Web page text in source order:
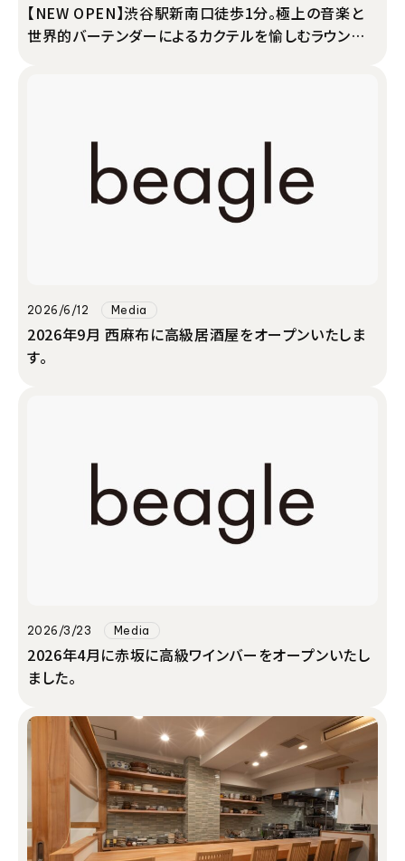
【NEW OPEN】渋谷駅新南口徒歩1分。極上の音楽と
世界的バーテンダーによるカクテルを愉しむラウンジ
2026/6/12 Media
2026年9月 西麻布に高級居酒屋をオープンいたしま
す。
2026/3/23 Media
2026年4月に赤坂に高級ワインバーをオープンいたし
ました。